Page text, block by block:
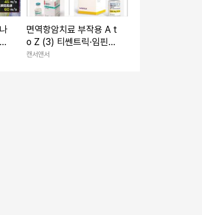
면역항암치료 부작용 A t
o Z (3) 티쎈트릭·임핀지
·바벤시오
캔서앤서